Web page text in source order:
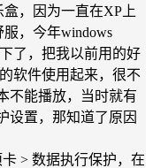
，因为一直在XP上
，今年windows
了，把我以前用的好
软件使用起来，很不
不能播放，当时就有
设置，那知道了原因
> 数据执行保护，在